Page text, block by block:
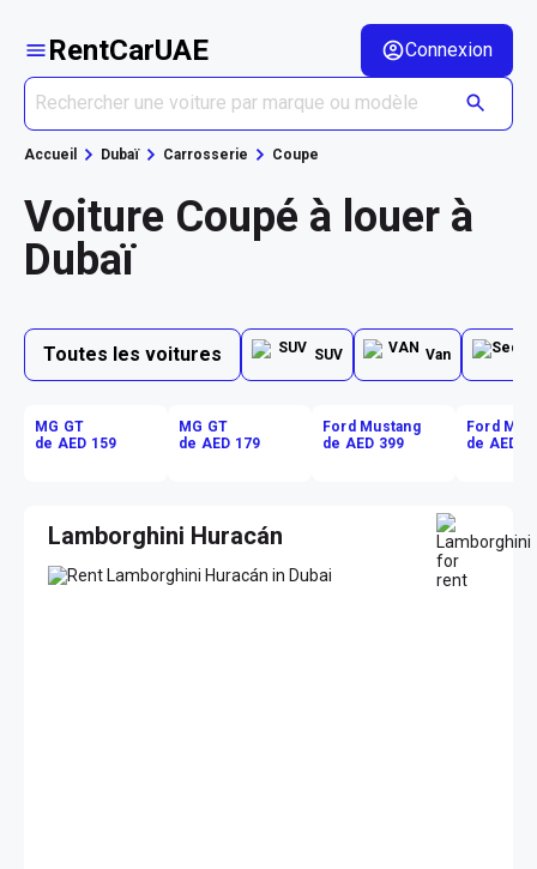
RentCarUAE Connexion
Accueil Dubaï Carrosserie Coupe
Voiture Coupé à louer à
Dubaï
Toutes les voitures SUV Van
MG GT
de AED 159
MG GT
de AED 179
Ford Mustang
de AED 399
Ford
de AED
Lamborghini Huracán